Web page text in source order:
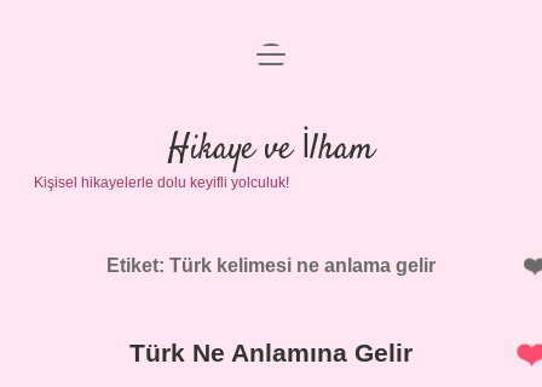
Anasayfa
Gizlilik Politikası
Yasal Uyarı
menüyü
Hikaye ve İlham
Kişisel hikayelerle dolu keyifli yolculuk!
Etiket: Türk kelimesi ne anlama gelir
Türk Ne Anlamına Gelir